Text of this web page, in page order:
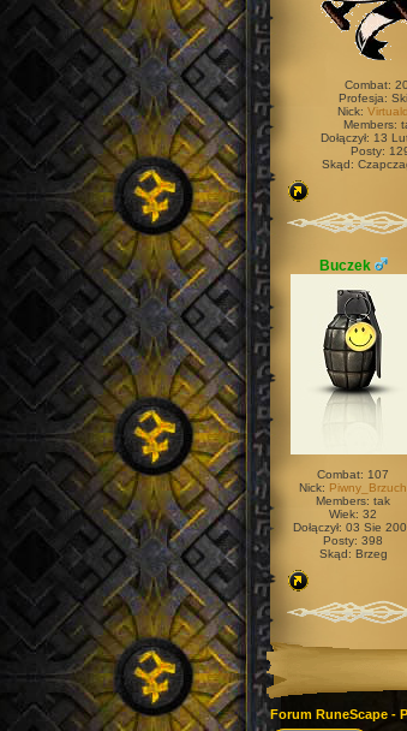
Combat:
Profesja:
Nick:
Members:
Dołączył: 13
Posty:
Skąd:
Buczek
Combat: 107
Nick: Piwny_Brzuch
Members: tak
Wiek: 32
Dołączył: 03 Sie
Posty: 398
Skąd: Brzeg
Forum RuneScape -